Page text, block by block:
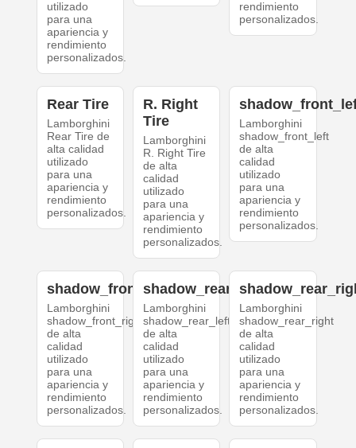
utilizado
para una
apariencia y
rendimiento
personalizados.
rendimiento
personalizados.
Rear Tire
Lamborghini
Rear Tire de
alta calidad
utilizado
para una
apariencia y
rendimiento
personalizados.
R. Right
Tire
Lamborghini
R. Right Tire
de alta
calidad
utilizado
para una
apariencia y
rendimiento
personalizados.
Lamborghini
shadow_front_left
de alta
calidad
utilizado
para una
apariencia y
rendimiento
personalizados.
shadow_front_right
Lamborghini
shadow_front_right
de alta
calidad
utilizado
para una
apariencia y
rendimiento
personalizados.
shadow_rear_left
Lamborghini
shadow_rear_left
de alta
calidad
utilizado
para una
apariencia y
rendimiento
personalizados.
Lamborghini
shadow_rear_right
de alta
calidad
utilizado
para una
apariencia y
rendimiento
personalizados.